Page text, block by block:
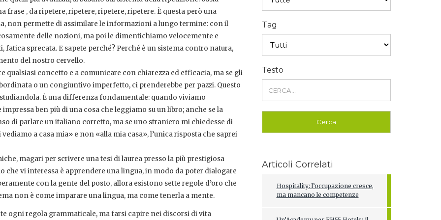
frase , da ripetere, ripetere, ripetere, ripetere. È questa però una
non permette di assimilare le informazioni a lungo termine: con il
delle nozioni, ma poi le dimentichiamo velocemente e
sprecata. E sapete perché? Perché è un sistema contro natura,
del nostro cervello.
qualsiasi concetto e a comunicare con chiarezza ed efficacia, ma se gli
o un congiuntivo imperfetto, ci prenderebbe per pazzi. Questo
È una differenza fondamentale: quando viviamo
ben più di una cosa che leggiamo su un libro; anche se la
di parlare un italiano corretto, ma se uno straniero mi chiedesse di
a casa mia» e non «alla mia casa», l’unica risposta che saprei
magari per scrivere una tesi di laurea presso la più prestigiosa
che vi interessa è apprendere una lingua, in modo da poter dialogare
con la gente del posto, allora esistono sette regole d’oro che
non è come imparare una lingua, ma come tenerla a mente.
ogni regola grammaticale, ma farsi capire nei discorsi di vita
Tag
Testo
Articoli Correlati
Hospitality: l’occupazione cresce,
ma mancano le competenze